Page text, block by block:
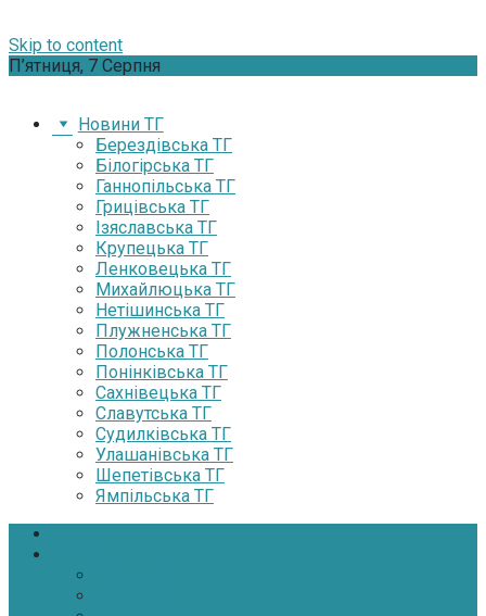
Skip to content
П’ятниця, 7 Серпня
Новини ТГ
Берездівська ТГ
Білогірська ТГ
Ганнопільська ТГ
Грицівська ТГ
Ізяславська ТГ
Крупецька ТГ
Ленковецька ТГ
Михайлюцька ТГ
Нетішинська ТГ
Плужненська ТГ
Полонська ТГ
Понінківська ТГ
Сахнівецька ТГ
Славутська ТГ
Судилківська ТГ
Улашанівська ТГ
Шепетівська ТГ
Ямпільська ТГ